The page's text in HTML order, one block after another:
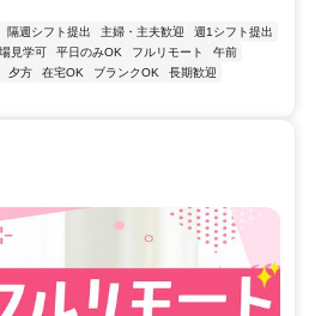
隔週シフト提出 主婦・主夫歓迎
週1シフト提出
見学可 平日のみOK フルリモート
午前
夕方 在宅OK ブランクOK
長期歓迎